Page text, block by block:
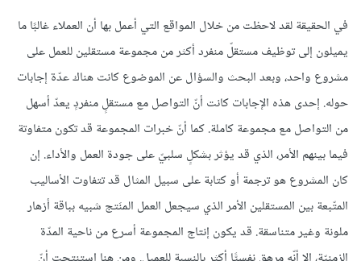
في الحقيقة لقد لاحظت من خلال المواقع التي أعمل بها أن العملاء غالبًا ما
يميلون إلى توظيف مستقلّ منفرد أكثر من مجموعة مستقلين للعمل على
مشروع واحد، وبعد البحث والسؤال عن الموضوع كانت هناك عدّة إجابات
حوله. إحدى هذه الإجابات كانت أنّ التواصل مع مستقلٍ منفردٍ يعدّ أسهل
من التواصل مع مجموعة كاملة. كما أنّ خبرات المجموعة قد تكون متفاوتة
فيما بينهم الأمر، الذي قد يؤثر بشكلٍ سلبيّ على جودة العمل والأداء. إن
كان المشروع هو ترجمة أو كتابة على سبيل المثال قد تتفاوت الأساليب
المتّبعة بين المستقلين الأمر الذي سيجعل العمل المنَتج شبيه بباقة أزهار
ملونة وغير متناسقة. قد يكون إنتاج المجموعة أسرع من ناحية المدّة